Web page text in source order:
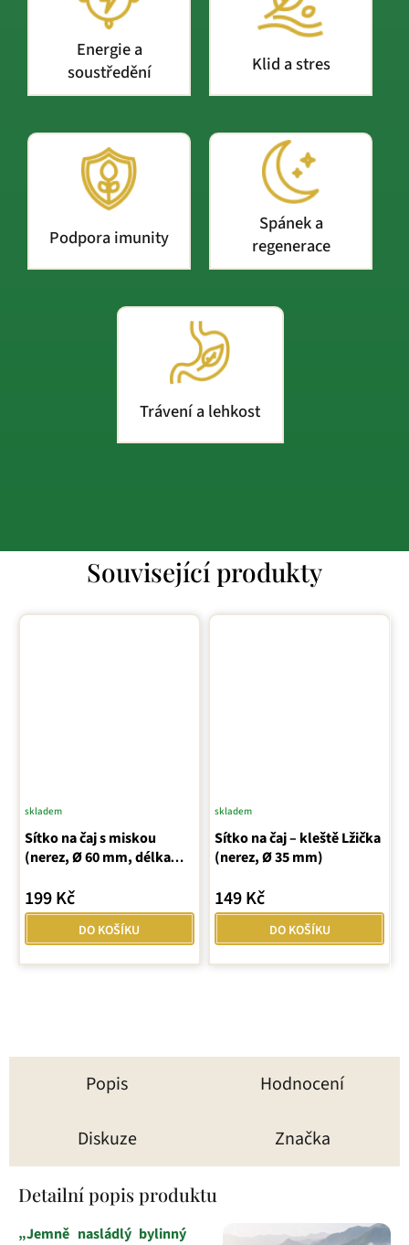
Energie a
soustředění
Klid a stres
Podpora imunity
Spánek a
regenerace
Trávení a lehkost
Související produkty
Sítko na čaj s miskou
(nerez, Ø 60 mm, délka
skladem
199 Kč
DO KOŠÍKU
Sítko na čaj – kleště Lžička
(nerez, Ø 35 mm)
Průměrné
hodnocení
produktu
5,0
5
hvězdiček.
skladem
149 Kč
DO KOŠÍKU
Popis Hodnocení
Diskuze Značka
Detailní popis produktu
„Jemně nasládlý bylinný